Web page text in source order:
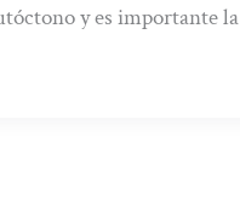
y es importante